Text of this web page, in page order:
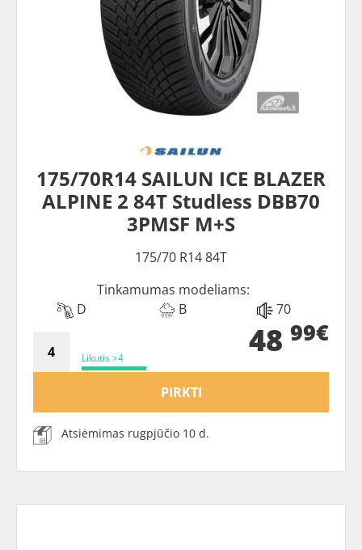
175/70R14 SAILUN ICE BLAZER
ALPINE 2 84T Studless DBB70
3PMSF M+S
175/70 R14 84T
Tinkamumas modeliams:
D
B 70
Likutis >4 48 99€
PIRKTI
Atsiėmimas rugpjūčio 10 d.